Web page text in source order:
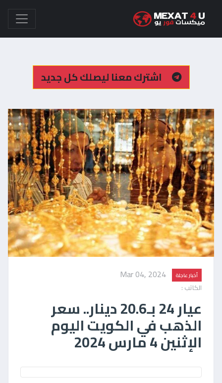
اشترك معنا ليصلك كل جديد
أخبار عاجلة Mar 04, 2024
الكاتب :
عيار 24 بـ20.6 دينار.. سعر
الذهب في الكويت اليوم
الإثنين 4 مارس 2024